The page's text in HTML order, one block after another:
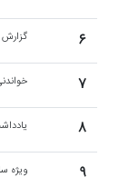
۶ گزارش
۷
۸
۹ ویژه